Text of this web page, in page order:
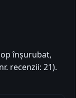
înșurubat,
recenzii: 21).